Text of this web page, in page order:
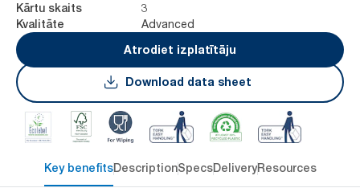
Kārtu skaits 3
Kvalitāte
Advanced
Atrodiet izplatītāju
Download data sheet
Key benefitsDescriptionSpecsDeliveryResources